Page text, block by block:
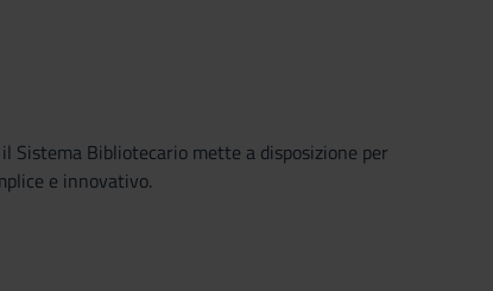
Sistema Bibliotecario mette a disposizione per
e innovativo.